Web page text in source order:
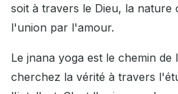
soit à travers le Dieu, la nature
l'union par l'amour.
Le jnana yoga est le chemin de
cherchez la vérité à travers